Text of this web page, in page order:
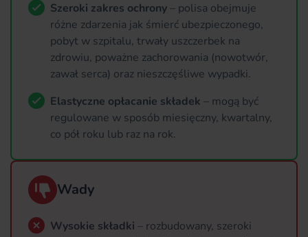
Szeroki zakres ochrony– polisa obejmuje
różne zdarzenia jak śmierć ubezpieczonego,
pobyt w szpitalu, trwały uszczerbek na
zdrowiu, poważne zachorowania (nowotwór,
zawał serca) oraz nieszczęśliwe wypadki.
Elastyczne opłacanie składek – mogą być
regulowane w sposób miesięczny, kwartalny,
co pół roku lub raz na rok.
Wady
Wysokie składki – rozbudowany, szeroki